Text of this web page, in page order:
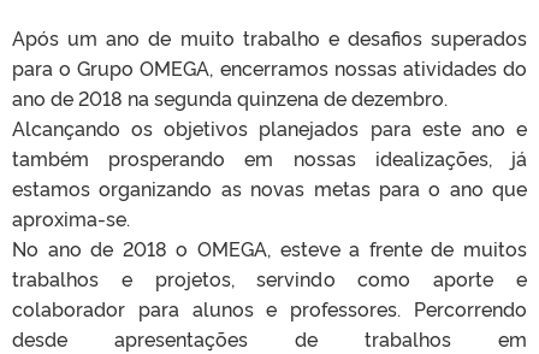
Após um ano de muito trabalho e desafios superados
para o Grupo OMEGA, encerramos nossas atividades do
ano de 2018 na segunda quinzena de dezembro.
Alcançando os objetivos planejados para este ano e
também prosperando em nossas idealizações, já
estamos organizando as novas metas para o ano que
aproxima-se.
No ano de 2018 o OMEGA, esteve a frente de muitos
trabalhos e projetos, servindo como aporte e
colaborador para alunos e professores. Percorrendo
desde apresentações de trabalhos em